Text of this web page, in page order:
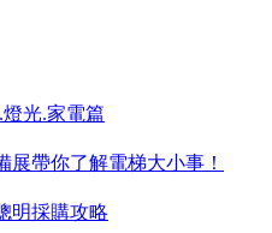
光.家電篇
帶你了解電梯大小事！
明採購攻略